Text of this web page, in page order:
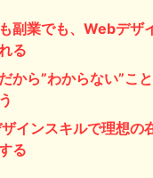
副業でも、Webデザ
る
から”わからない”こ
インスキルで理想の
る